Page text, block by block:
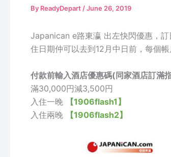
By ReadyDepart /June 26, 2019
Japanican e路東瀛 出左快閃優惠，
住日期仲可以去到12月中日前，每個
付款前輸入酒店優惠碼(同家酒店訂滿
滿30,000円減3,500円
入住一晚
【1906flash1】
入住兩晚
【1906flash2】